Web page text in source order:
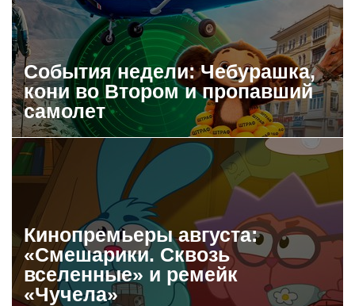
События недели: Чебурашка,
кони во Втором и пропавший
самолет
Кинопремьеры августа:
«Смешарики. Сквозь
вселенные» и ремейк
«Чучела»